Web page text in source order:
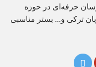
حرفه‌ای در حوزه
ترکی و... بستر مناسبی